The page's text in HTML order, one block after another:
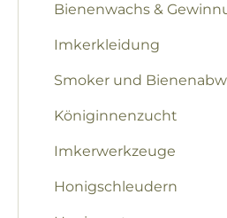
Bienenwachs &
Imkerkleidung
Smoker und
Königinnenzucht
Imkerwerkzeuge
Honigschleudern